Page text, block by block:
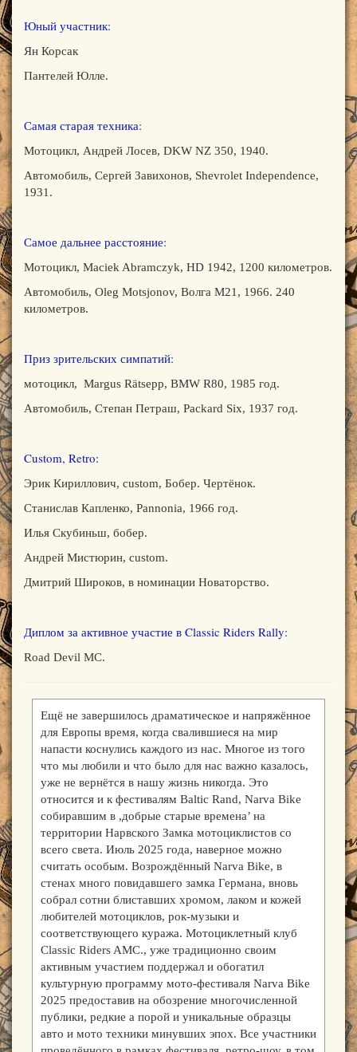
Юный участник:
Ян Корсак
Пантелей Юлле.
Самая старая техника:
Мотоцикл, Андрей Лосев, DKW NZ 350, 1940.
Автомобиль, Сергей Завихонов, Shevrolet Independence,
1931.
Самое дальнее расстояние:
Мотоцикл, Maciek Abramczyk, HD 1942, 1200 километров.
Автомобиль, Oleg Motsjonov, Волга М21, 1966. 240
километров.
Приз зрительских симпатий:
мотоцикл, Margus Rätsepp, BMW R80, 1985 год.
Автомобиль, Степан Петраш, Packard Six, 1937 год.
Custom, Retro:
Эрик Кириллович, custom, Бобер. Чертёнок.
Станислав Капленко, Pannonia, 1966 год.
Илья Скубиньш, бобер.
Андрей Мистюрин, custom.
Дмитрий Широков, в номинации Новаторство.
Диплом за активное участие в Classic Riders Rally:
Road Devil MC.
Ещё не завершилось драматическое и напряжённое
для Европы время, когда свалившиеся на мир
напасти коснулись каждого из нас. Многое из того
что мы любили и что было для нас важно казалось,
уже не вернётся в нашу жизнь никогда. Это
относится и к фестивалям Baltic Rand, Narva Bike
собиравшим в ,добрые старые времена’ на
территории Нарвского Замка мотоциклистов со
всего света. Июль 2025 года, наверное можно
считать особым. Возрождённый Narva Bike, в
стенах много повидавшего замка Германа, вновь
собрал сотни блиставших хромом, лаком и кожей
любителей мотоциклов, рок-музыки и
соответствующего куража. Мотоциклетный клуб
Classic Riders AMC., уже традиционно своим
активным участием поддержал и обогатил
культурную программу мото-фестиваля Narva Bike
2025 предоставив на обозрение многочисленной
публики, редкие а порой и уникальные образцы
авто и мото техники минувших эпох. Все участники